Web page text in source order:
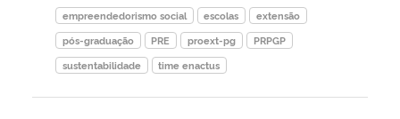
Advocacia-Geral da União
empreendedorismo social
escolas
extensão
pós-graduação
PRE proext-pg
PRPGP
sustentabilidade
time enactus